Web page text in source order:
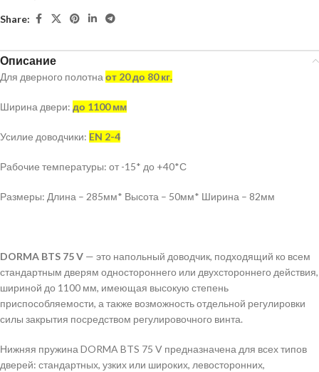
Share:
Описание
Для дверного полотна от 20 до 80 кг.
Ширина двери: до 1100 мм
Усилие доводчики: EN 2-4
Рабочие температуры: от -15* до +40*С
Размеры: Длина – 285мм* Высота – 50мм* Ширина – 82мм
DORMA BTS 75 V — это напольный доводчик, подходящий ко всем
стандартным дверям одностороннего или двухстороннего действия,
шириной до 1100 мм, имеющая высокую степень
приспособляемости, а также возможность отдельной регулировки
силы закрытия посредством регулировочного винта.
Нижняя пружина DORMA BTS 75 V предназначена для всех типов
дверей: стандартных, узких или широких, левосторонних,